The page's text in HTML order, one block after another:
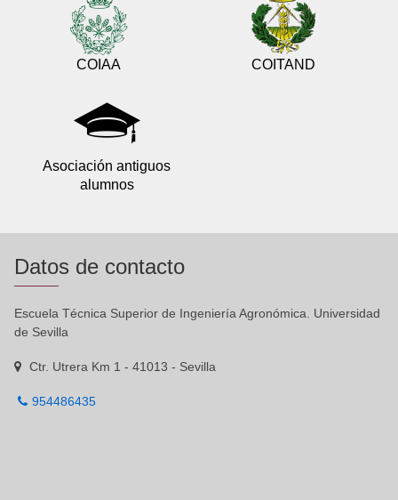
COIAA COITAND
Asociación antiguos
alumnos
Datos de contacto
Escuela Técnica Superior de Ingeniería Agronómica. Universidad
de Sevilla
Ctr. Utrera Km 1 - 41013 - Sevilla
954486435